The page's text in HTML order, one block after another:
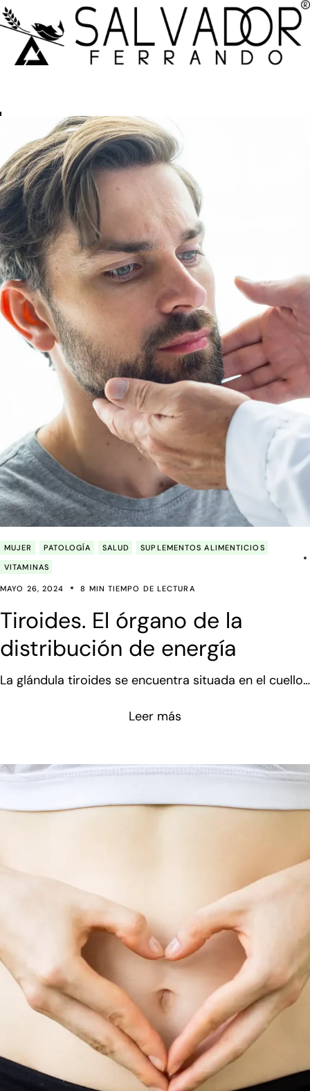
Síguenos
Área Paciente
Tu carrito está vacío.
MUJER PATOLOGÍA SALUD
SUPLEMENTOS ALIMENTICIOS
VITAMINAS
MAYO 26, 2024 8 MIN TIEMPO DE LECTURA
Tiroides. El órgano de la
distribución de energía
La glándula tiroides se encuentra situada en el cuello,
de liberar hormonas tiroideas (T3 y T4) tras la señal
Leer más